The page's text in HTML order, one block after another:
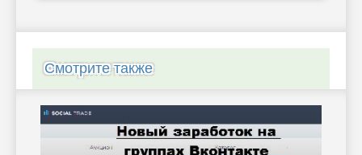
Смотрите также